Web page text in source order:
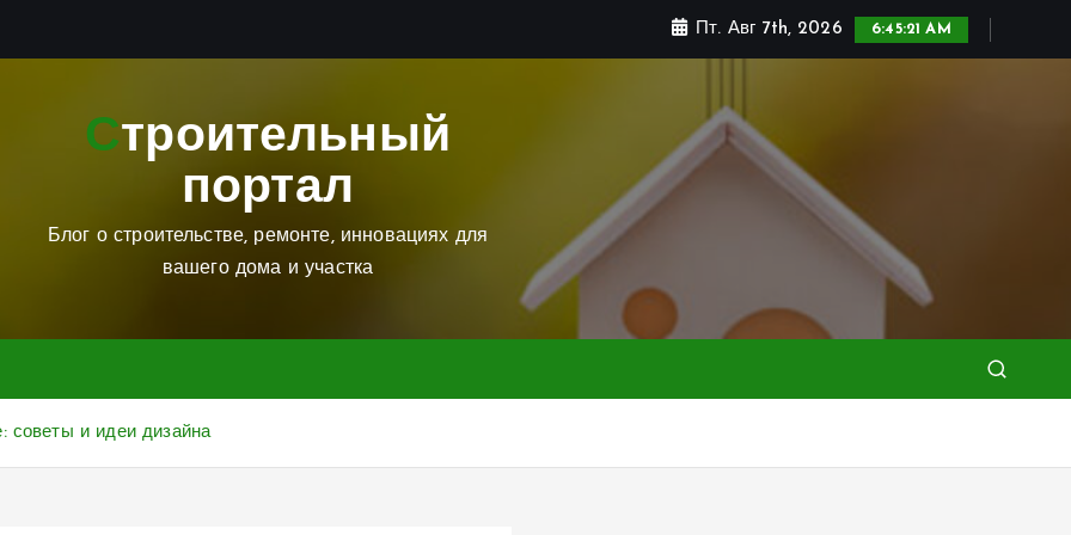
Пт. Авг 7th, 2026 6:45:22 AM
Строительный
портал
Блог о строительстве, ремонте, инновациях для
вашего дома и участка
советы и идеи дизайна